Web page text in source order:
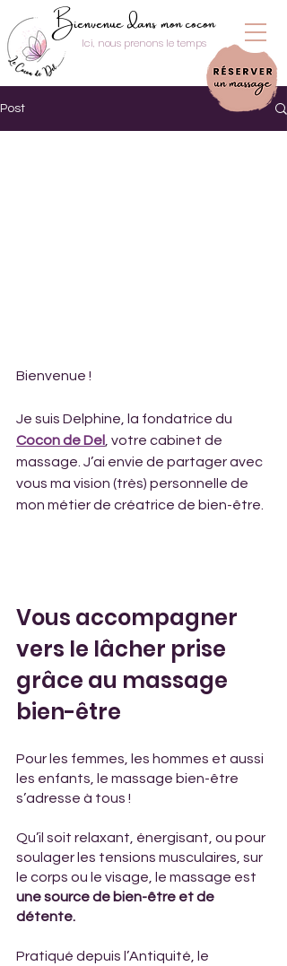
Bienvenue dans mon cocon
Ici, nous prenons le temps
Post
Bienvenue !
Je suis Delphine, la fondatrice du
Cocon de Del , votre cabinet de
massage. J’ai envie de partager avec
vous ma vision (très) personnelle de
mon métier de créatrice de bien-être.
Vous accompagner
vers le lâcher prise
grâce au massage
bien-être
Pour les femmes, les hommes et aussi
les enfants, le massage bien-être
s’adresse à tous !
Qu’il soit relaxant, énergisant, ou pour
soulager les tensions musculaires, sur
le corps ou le visage, le massage est
une source de bien-être et de
détente.
Pratiqué depuis l’Antiquité, le